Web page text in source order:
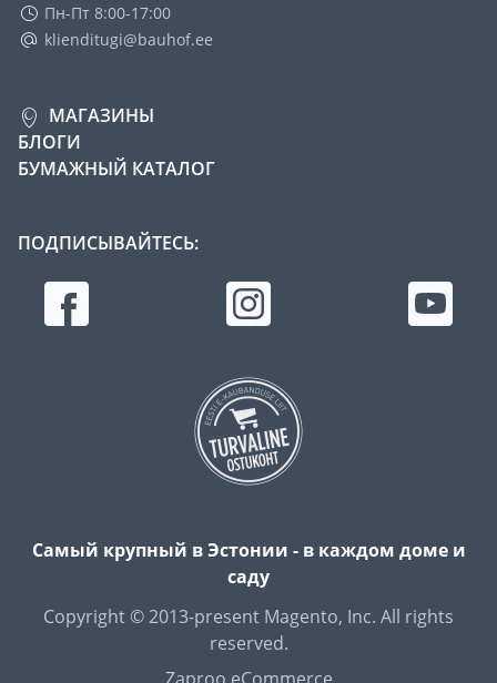
Пн-Пт 8:00-17:00
klienditugi@bauhof.ee
МАГАЗИНЫ
БЛОГИ
БУМАЖНЫЙ КАТАЛОГ
ПОДПИСЫВАЙТЕСЬ:
Самый крупный в Эстонии - в каждом доме и
саду
Copyright © 2013-present Magento, Inc. All rights
reserved.